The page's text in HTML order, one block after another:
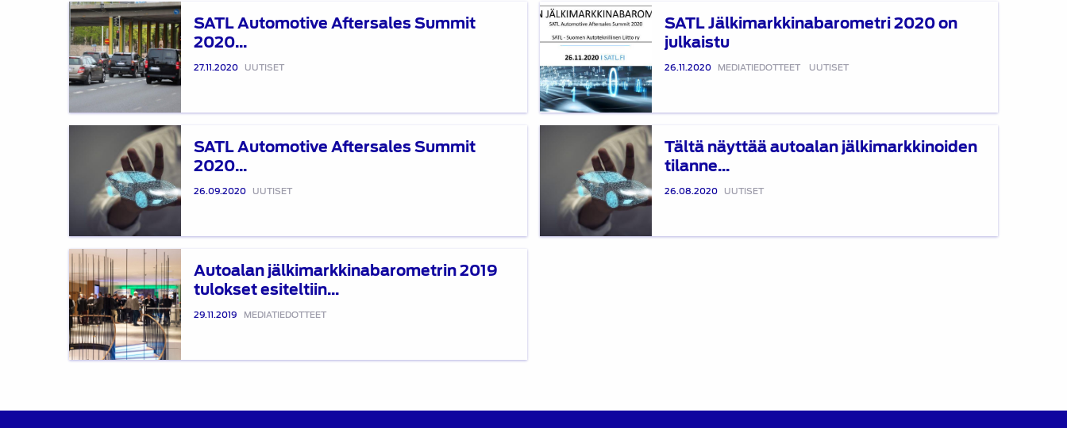
SATL Automotive Aftersales Summit
2020...
27.11.2020 UUTISET
SATL
Automotive
Aftersales
Summit
2020
kattavasti
nykytilasta
tulevaisuudesta
SATL Jälkimarkkinabarometri 2020 on
julkaistu
26.11.2020 MEDIATIEDOTTEET UUTISET
SATL
Jälkimarkkinabarometri
2020
on
julkaistu
SATL Automotive Aftersales Summit
2020...
26.09.2020 UUTISET
Automotive
Aftersales
Summit
2020
järjestetään
hybridikonferenssina
Tältä näyttää autoalan jälkimarkkinoiden
tilanne...
26.08.2020 UUTISET
autoalan
jälkimarkkinoiden
tilanne
Autoalan jälkimarkkinabarometrin 2019
tulokset esiteltiin...
29.11.2019 MEDIATIEDOTTEET
Autoalan
jälkimarkkinabarometrin
2019
tulokset
esiteltiin
Aftersales